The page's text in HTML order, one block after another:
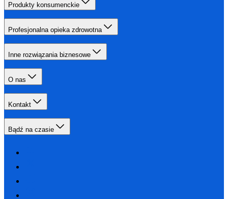
Produkty konsumenckie
Profesjonalna opieka zdrowotna
Inne rozwiązania biznesowe
O nas
Kontakt
Bądź na czasie